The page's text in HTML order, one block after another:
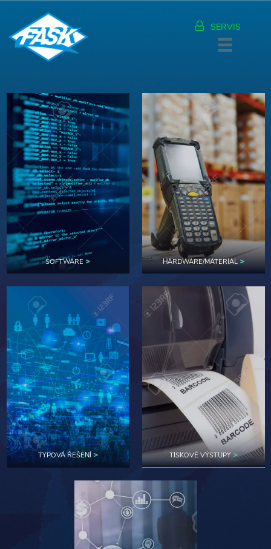
SERVIS
SOFTWARE > HARDWARE/MATERIAL>
TYPOVÁ ŘEŠENÍ> TISKOVÉ VÝSTUPY>